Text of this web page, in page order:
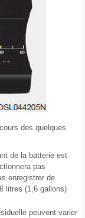
des quelques
de la batterie est
pas
enregistrer de
litres (1,6 gallons)
peuvent varier